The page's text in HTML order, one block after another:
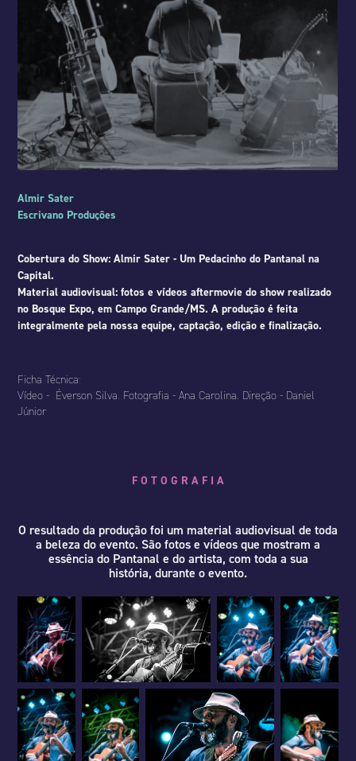
Almir Sater
Escrivano Produções
Cobertura do Show: Almir Sater - Um Pedacinho do Pantanal na
Capital.
Material audiovisual: fotos e vídeos aftermovie do show realizado
no Bosque Expo, em Campo Grande/MS. A produção é feita
integralmente pela nossa equipe, captação, edição e finalização.
Ficha Técnica:
Vídeo - Éverson Silva. Fotografia - Ana Carolina. Direção - Daniel
Júnior
F O T O G R A F I A
O resultado da produção foi um material audiovisual de toda
a beleza do evento. São fotos e vídeos que mostram a
essência do Pantanal e do artista, com toda a sua
história, durante o evento.